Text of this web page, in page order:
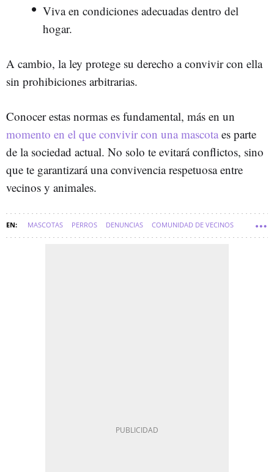
Viva en condiciones adecuadas dentro del
hogar.
A cambio, la ley protege su derecho a convivir con ella
sin prohibiciones arbitrarias.
Conocer estas normas es fundamental, más en un
momento en el que convivir con una mascota es parte
de la sociedad actual. No solo te evitará conflictos, sino
que te garantizará una convivencia respetuosa entre
vecinos y animales.
MASCOTAS PERROS DENUNCIAS COMUNIDAD DE VECINOS